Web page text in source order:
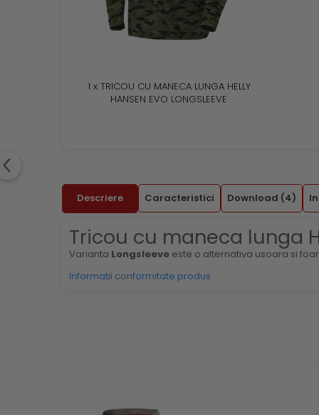
1 x TRICOU CU MANECA LUNGA HELLY
HANSEN EVO LONGSLEEVE
Descriere Caracteristici Download (4)
Tricou cu maneca lunga
Varianta Longsleeve este o alternativa usoara si
Informatii conformitate produs